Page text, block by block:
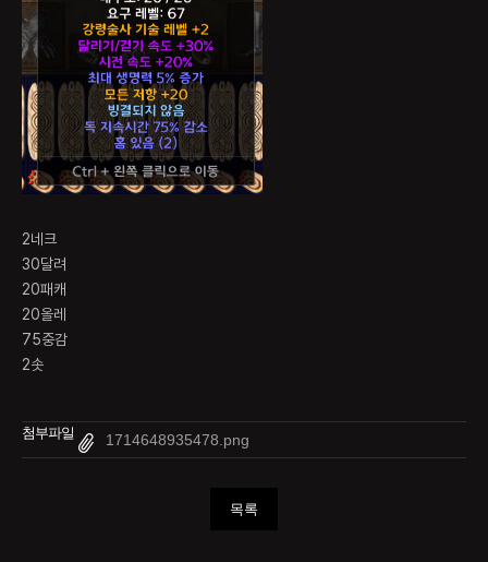
2네크
30달려
20패캐
20올레
75중감
2솟
첨부파일 1714648935478.png
목록